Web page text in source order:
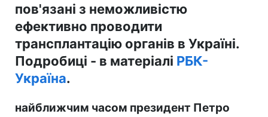
пов'язані з неможливістю
ефективно проводити
трансплантацію органів в Україні.
Подробиці - в матеріалі РБК-
Україна.
найближчим часом президент Петро